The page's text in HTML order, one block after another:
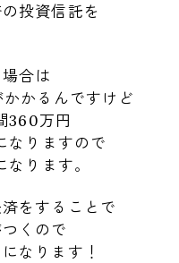
投資信託を
合は
かるんですけど
360万円
なりますので
ります。
をすることで
くので
なります！